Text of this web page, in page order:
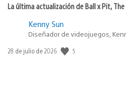
La última actualización de Ball x Pit,
Kenny Sun
Diseñador de videojuegos,
Fecha
28 de julio de 2026 5